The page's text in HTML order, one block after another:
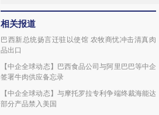
相关报道
巴西新总统扬言迁驻以使馆 农牧商忧冲击清真肉
品出口
【中企全球动态】巴西食品公司与阿里巴巴等中企
签署牛肉供应备忘录
【中企全球动态】与摩托罗拉专利争端终裁海能达
部分产品禁入美国